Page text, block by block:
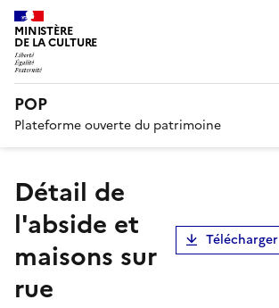
MINISTÈRE
DE LA CULTURE
POP
Plateforme ouverte du patrimoine
Détail de
l'abside et
maisons sur
rue
Télécharger